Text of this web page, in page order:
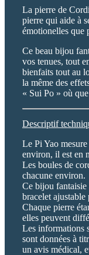
La pierre de
pierre qui aide à
émotionelles que
Ce beau bijou
vos tenues, tout
bienfaits tout au
la même des
« Sui Po » où
Descriptif
Le Pi Yao
environ, il est en
Les boules de
chacune environ.
Ce bijou fantaisie
bracelet ajustable
Chaque pierre
elles peuvent
Les informations
sont données à
un avis médical,